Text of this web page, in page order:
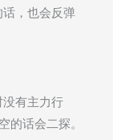
，也会反弹
有主力行
的话会二探。